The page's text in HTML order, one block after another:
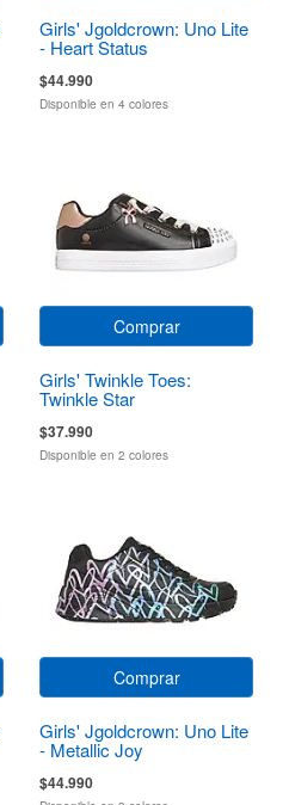
Girls' Jgoldcrown: Uno Lite
- Heart Status
$44.990
Disponible en 4 colores
Comprar
Girls' Twinkle Toes:
Twinkle Star
$37.990
Disponible en 2 colores
Comprar
Girls' Jgoldcrown: Uno Lite
- Metallic Joy
$44.990